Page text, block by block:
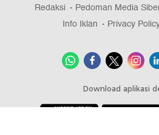
Redaksi Pedoman Media
Info Iklan
Privacy
Download aplikasi